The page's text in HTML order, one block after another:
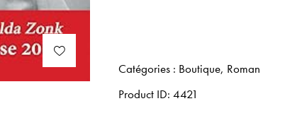
Catégories : Boutique, Roman
Product ID:4421